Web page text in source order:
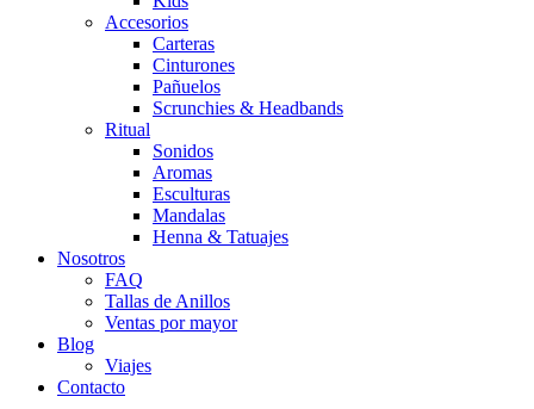
Accesorios
Carteras
Cinturones
Pañuelos
Scrunchies & Headbands
Ritual
Sonidos
Aromas
Esculturas
Mandalas
Henna & Tatuajes
Nosotros
FAQ
Tallas de Anillos
Ventas por mayor
Blog
Viajes
Contacto